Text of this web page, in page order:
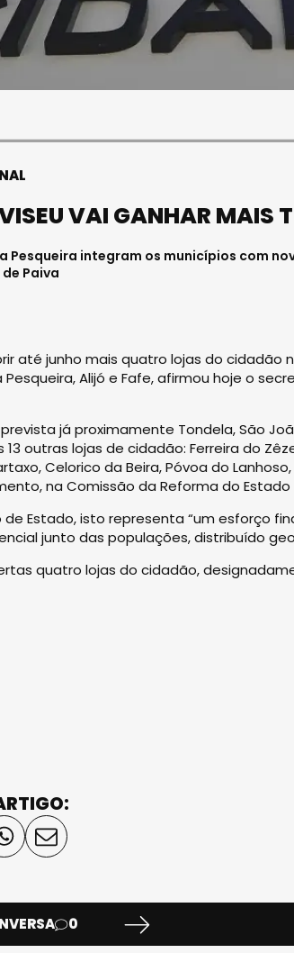
VAI GANHAR MAIS
Pesqueira integram os municípios com
Paiva
até junho mais quatro lojas do
Alijó e Fafe, afirmou hoje o
já proximamente Tondela, São
outras lojas de cidadão: Ferreira do
Celorico da Beira, Póvoa do
na Comissão da Reforma do Estado
Estado, isto representa “um esforço
junto das populações, distribuído
quatro lojas do cidadão,
0